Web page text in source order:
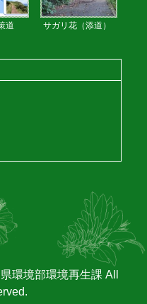
道 サガリ花（添道）
環境部環境再生課 All